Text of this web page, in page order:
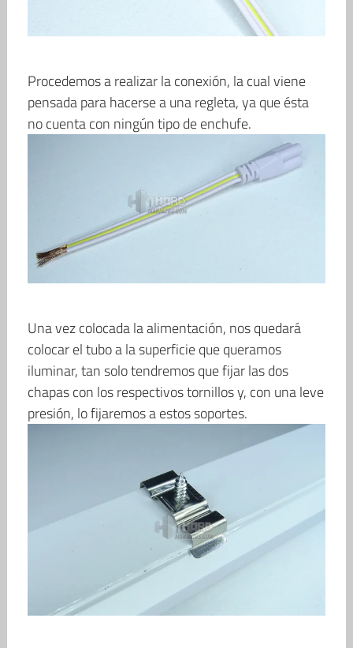
Procedemos a realizar la conexión, la cual viene
pensada para hacerse a una regleta, ya que ésta
no cuenta con ningún tipo de enchufe.
Una vez colocada la alimentación, nos quedará
colocar el tubo a la superficie que queramos
iluminar, tan solo tendremos que fijar las dos
chapas con los respectivos tornillos y, con una leve
presión, lo fijaremos a estos soportes.